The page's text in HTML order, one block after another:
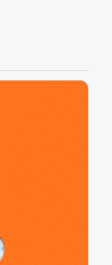
e sustentável